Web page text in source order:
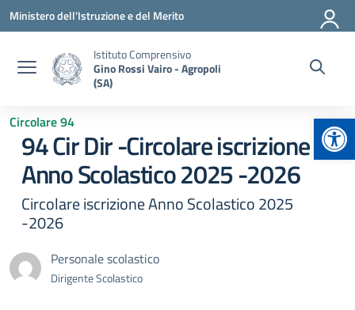
Vai ai contenuti
Vai al menu di navigazione
Vai al footer
Ministero dell'Istruzione e del Merito
Istituto Comprensivo
Gino Rossi Vairo - Agropoli
(SA)
Circolare 94
94 Cir Dir -Circolare iscrizione
Anno Scolastico 2025 -2026
Circolare iscrizione Anno Scolastico 2025
-2026
Personale scolastico
Dirigente Scolastico